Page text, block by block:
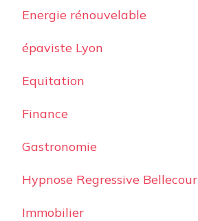
Energie rénouvelable
épaviste Lyon
Equitation
Finance
Gastronomie
Hypnose Regressive Bellecour
Immobilier